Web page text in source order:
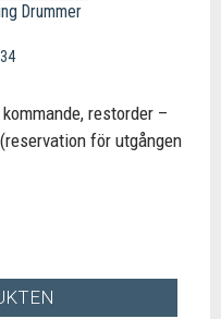
Drummer
restorder –
för utgången